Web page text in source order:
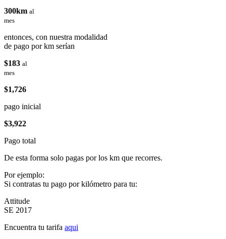
300km al
mes
entonces, con nuestra modalidad
de pago por km serían
$183 al
mes
$1,726
pago inicial
$3,922
Pago total
De esta forma solo pagas por los km que recorres.
Por ejemplo:
Si contratas tu pago por kilómetro para tu:
Attitude
SE 2017
Encuentra tu tarifa aqui